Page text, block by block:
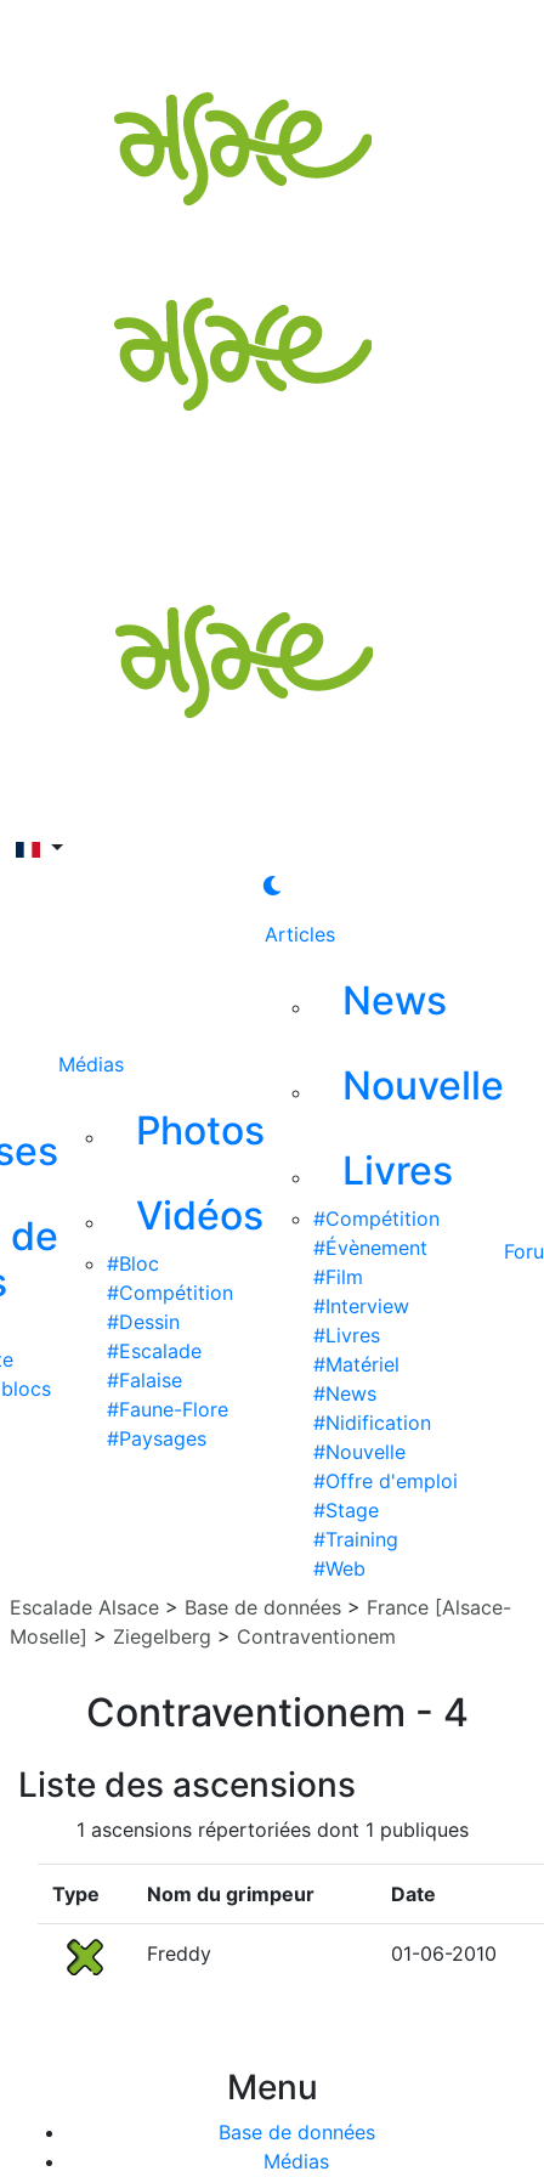
de
Médias
Photos
Vidéos
#Bloc
#Compétition
#Dessin
#Escalade
#Falaise
#Faune-Flore
#Paysages
Articles
News
Nouvelle
Livres
#Compétition
#Évènement
#Film
#Interview
#Livres
#Matériel
#News
#Nidification
#Nouvelle
#Offre d'emploi
#Stage
#Training
#Web
Escalade Alsace > Base de données > France [Alsace-
Moselle] > Ziegelberg > Contraventionem
Contraventionem - 4
Liste des ascensions
1 ascensions répertoriées dont 1 publiques
Type Nom du grimpeur Date
Freddy 01-06-2010
Menu
Base de données
Médias